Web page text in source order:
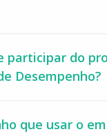
participar do
Desempenho?
que usar o